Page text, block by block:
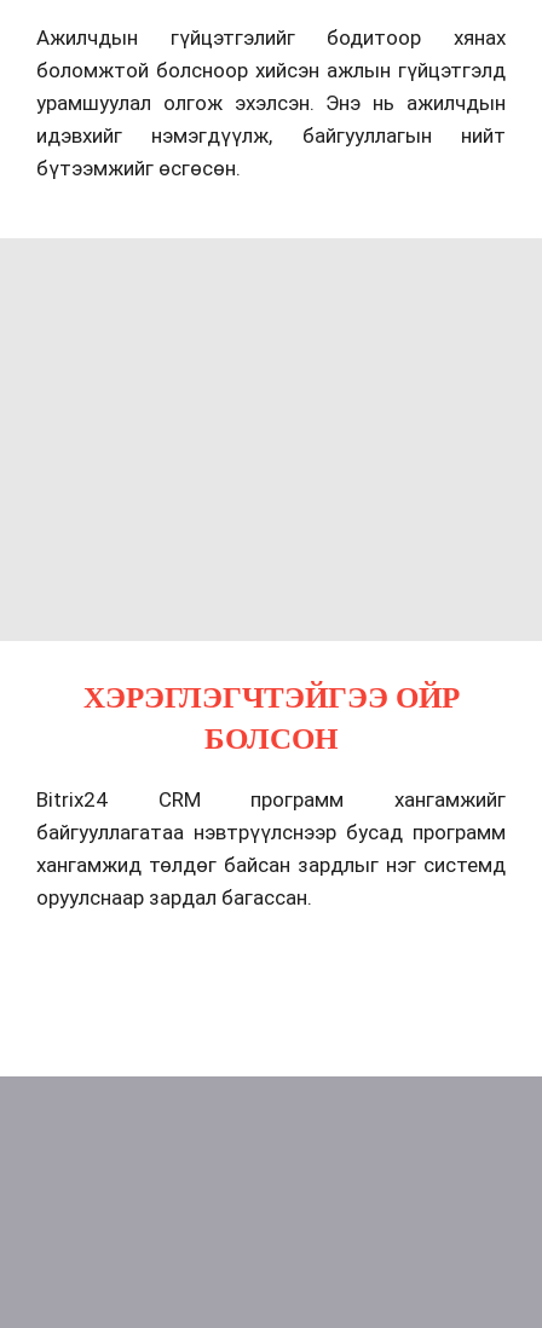
Ажилчдын гүйцэтгэлийг бодитоор хянах
боломжтой болсноор хийсэн ажлын гүйцэтгэлд
урамшуулал олгож эхэлсэн. Энэ нь ажилчдын
идэвхийг нэмэгдүүлж, байгууллагын нийт
бүтээмжийг өсгөсөн.
ХЭРЭГЛЭГЧТЭЙГЭЭ ОЙР
БОЛСОН
Bitrix24 CRM программ хангамжийг
байгууллагатаа нэвтрүүлснээр бусад программ
хангамжид төлдөг байсан зардлыг нэг системд
оруулснаар зардал багассан.